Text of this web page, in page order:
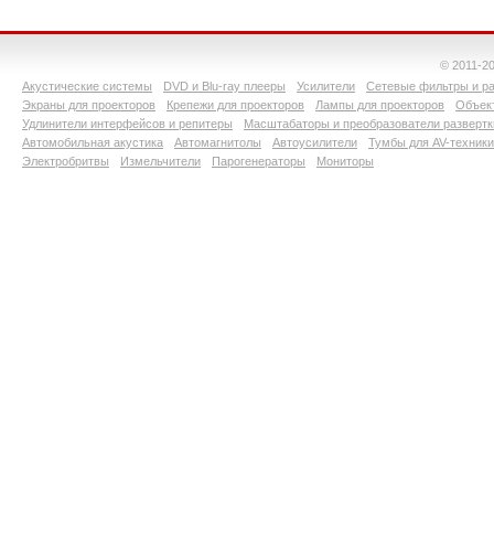
© 2011-
Акустические системы
DVD и Blu-ray плееры Усилители
Сетевые фильтры и
Экраны для проекторов
Крепежи для проекторов Лампы для проекторов
Удлинители интерфейсов и репитеры
Масштабаторы и преобразователи
Автомобильная акустика
Автомагнитолы Автоусилители
Тумбы для AV-техники
Электробритвы
Измельчители Парогенераторы Мониторы